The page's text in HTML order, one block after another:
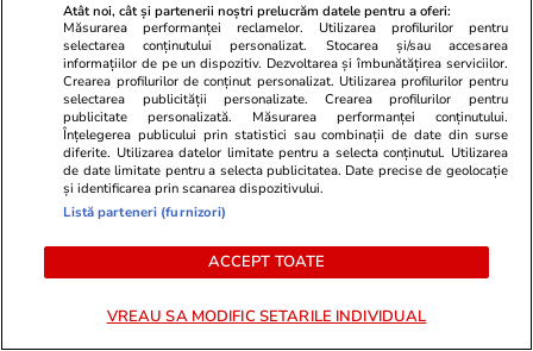
Ce fel de revoluție urmează în
România?
Libertatea.ro
Ultimele știri
Știri România
Război Iran
Divertisment
Monden
Retete culinare
Fructe si legume
Ingrijirea
plantelor
Atât noi, cât și partenerii noștri prelucrăm datele pentru a oferi:
Măsurarea performanței reclamelor. Utilizarea profilurilor pentru
selectarea conținutului personalizat. Stocarea și/sau accesarea
informațiilor de pe un dispozitiv. Dezvoltarea și îmbunătățirea serviciilor.
Crearea profilurilor de conținut personalizat. Utilizarea profilurilor pentru
selectarea publicității personalizate. Crearea profilurilor pentru
publicitate personalizată. Măsurarea performanței conținutului.
Înțelegerea publicului prin statistici sau combinații de date din surse
diferite. Utilizarea datelor limitate pentru a selecta conținutul. Utilizarea
de date limitate pentru a selecta publicitatea. Date precise de geolocație
și identificarea prin scanarea dispozitivului.
Listă parteneri (furnizori)
ACCEPT TOATE
VREAU SA MODIFIC SETARILE INDIVIDUAL